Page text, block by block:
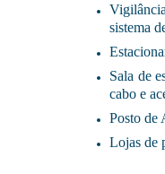
sistema
Sala de
cabo e
Posto de
Lojas de